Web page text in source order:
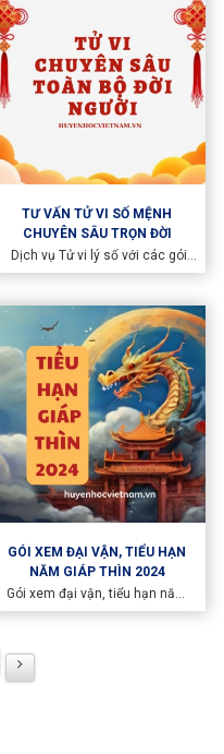
TƯ VẤN TỬ VI SỐ MỆNH
CHUYÊN SÂU TRỌN ĐỜI
Dịch vụ Tử vi lý số với các gói
xem luận giải chi tiết toàn bộ số
GÓI XEM ĐẠI VẬN, TIỂU HẠN
NĂM GIÁP THÌN 2024
Gói xem đại vận, tiểu hạn năm
Giáp Thìn 2024 là gói đăng ký
theo từng tháng và trả lời các
câu hỏi trong năm đăng ký xem.